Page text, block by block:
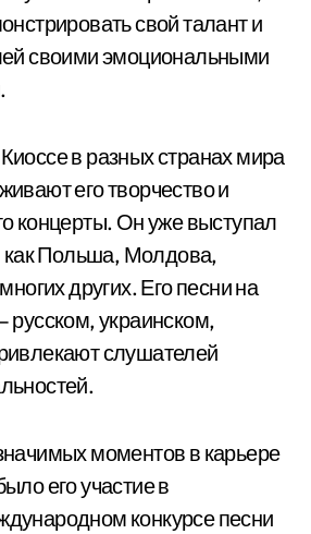
свой талант и
своими эмоциональными
в разных странах мира
его творчество и
концерты. Он уже выступал
как Польша, Молдова,
других. Его песни на
русском, украинском,
слушателей
моментов в карьере
его участие в
конкурсе песни